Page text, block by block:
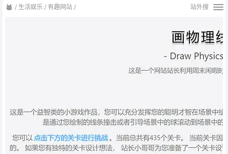
/ 生活娱乐 / 有趣网站 / 站外搜